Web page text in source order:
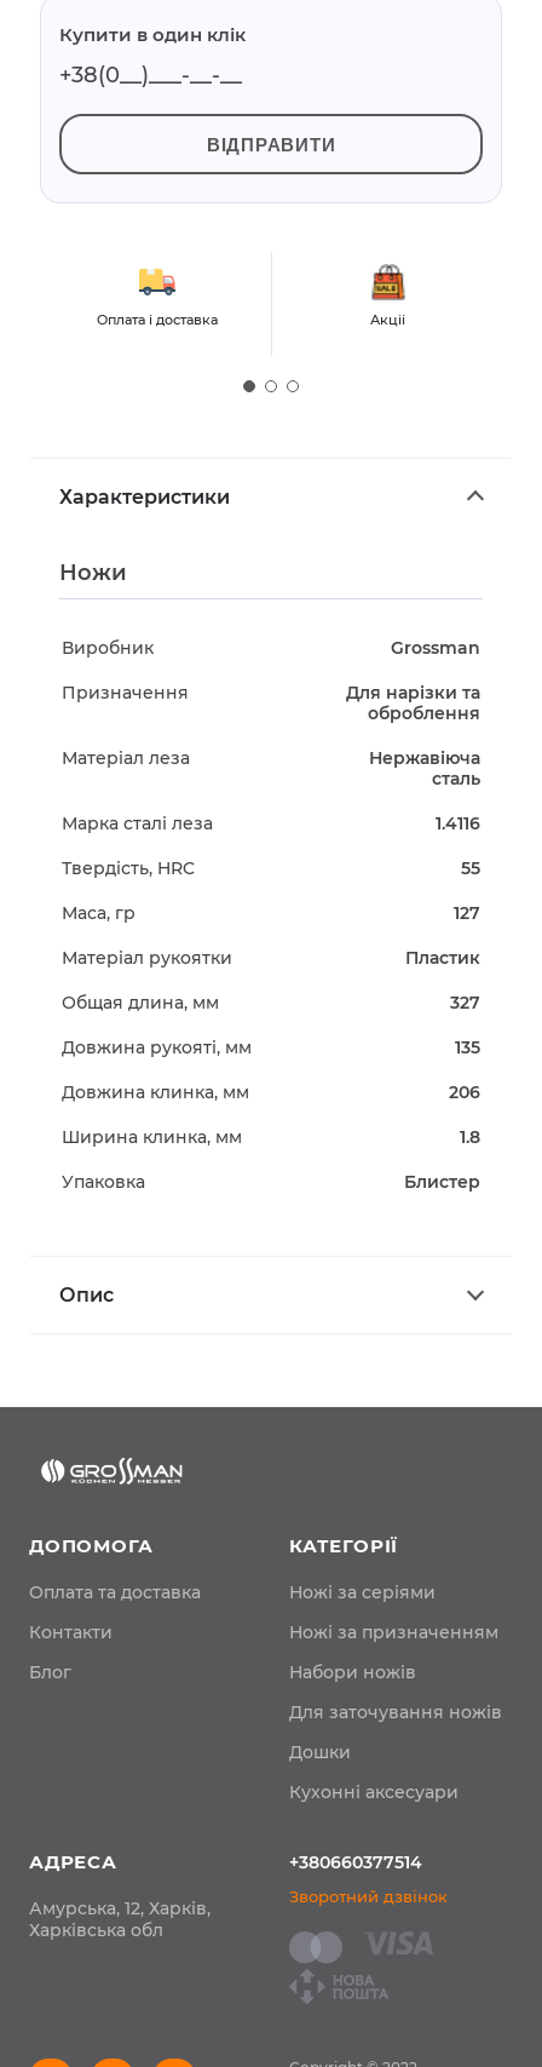
Купити в один клік
ВІДПРАВИТИ
Оплата і доставка Акціі
Характеристики
Ножи
Виробник Grossman
Призначення
Для нарізки та
оброблення
Матеріал леза
Нержавіюча
сталь
Марка сталі леза 1.4116
Твердість, HRC 55
Маса, гр 127
Матеріал рукоятки Пластик
Общая длина, мм 327
Довжина рукояті, мм 135
Довжина клинка, мм 206
Ширина клинка, мм 1.8
Упаковка Блистер
Опис
ДОПОМОГА
Оплата та доставка
Контакти
Блог
КАТЕГОРІЇ
Ножі за серіями
Ножі за призначенням
Набори ножів
Для заточування ножів
Дошки
Кухонні аксесуари
АДРЕСА
Амурська, 12, Харків,
Харківська обл
+380660377514
Зворотний дзвінок